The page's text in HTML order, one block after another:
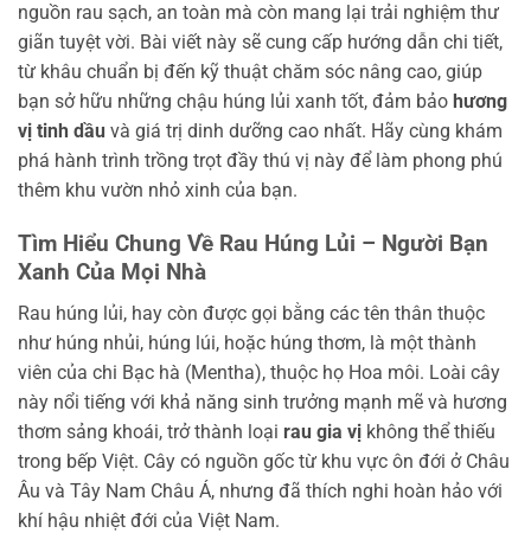
nguồn rau sạch, an toàn mà còn mang lại trải nghiệm thư
giãn tuyệt vời. Bài viết này sẽ cung cấp hướng dẫn chi tiết,
từ khâu chuẩn bị đến kỹ thuật chăm sóc nâng cao, giúp
bạn sở hữu những chậu húng lủi xanh tốt, đảm bảo hương
vị tinh dầu và giá trị dinh dưỡng cao nhất. Hãy cùng khám
phá hành trình trồng trọt đầy thú vị này để làm phong phú
thêm khu vườn nhỏ xinh của bạn.
Tìm Hiểu Chung Về Rau Húng Lủi – Người Bạn
Xanh Của Mọi Nhà
Rau húng lủi, hay còn được gọi bằng các tên thân thuộc
như húng nhủi, húng lúi, hoặc húng thơm, là một thành
viên của chi Bạc hà (Mentha), thuộc họ Hoa môi. Loài cây
này nổi tiếng với khả năng sinh trưởng mạnh mẽ và hương
thơm sảng khoái, trở thành loại rau gia vị không thể thiếu
trong bếp Việt. Cây có nguồn gốc từ khu vực ôn đới ở Châu
Âu và Tây Nam Châu Á, nhưng đã thích nghi hoàn hảo với
khí hậu nhiệt đới của Việt Nam.